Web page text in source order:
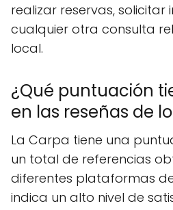
realizar reservas,
cualquier otra consulta
local.
¿Qué puntuación
en las reseñas de
La Carpa tiene una
un total de referencias
diferentes plataformas
indica un alto nivel de